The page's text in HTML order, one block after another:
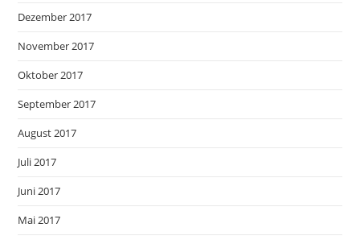
Dezember 2017
November 2017
Oktober 2017
September 2017
August 2017
Juli 2017
Juni 2017
Mai 2017